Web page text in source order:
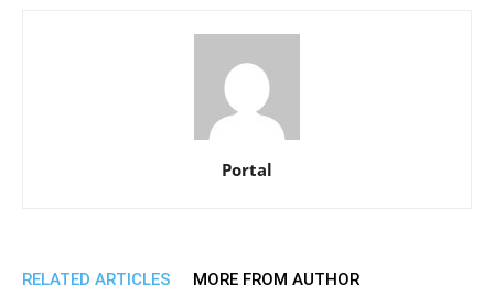
Portal
RELATED ARTICLES MORE FROM AUTHOR